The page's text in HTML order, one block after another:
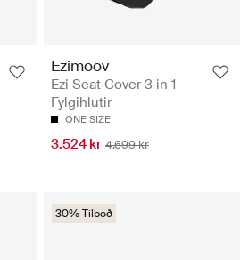
Ezimoov
Ezi Seat Cover 3 in 1 -
Fylgihlutir
ONE SIZE
3.524 kr 4.699 kr
30% Tilboð